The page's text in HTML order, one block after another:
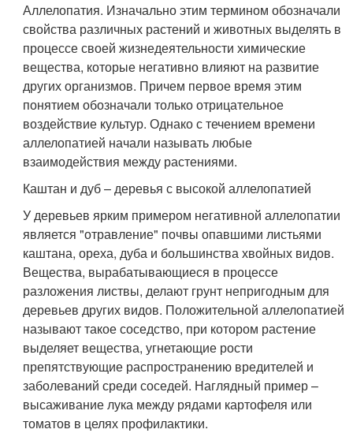
Аллелопатия. Изначально этим термином обозначали
свойства различных растений и животных выделять в
процессе своей жизнедеятельности химические
вещества, которые негативно влияют на развитие
других организмов. Причем первое время этим
понятием обозначали только отрицательное
воздействие культур. Однако с течением времени
аллелопатией начали называть любые
взаимодействия между растениями.
Каштан и дуб – деревья с высокой аллелопатией
У деревьев ярким примером негативной аллелопатии
является "отравление" почвы опавшими листьями
каштана, ореха, дуба и большинства хвойных видов.
Вещества, вырабатывающиеся в процессе
разложения листвы, делают грунт непригодным для
деревьев других видов. Положительной аллелопатией
называют такое соседство, при котором растение
выделяет вещества, угнетающие рости
препятствующие распространению вредителей и
заболеваний среди соседей. Наглядный пример –
высаживание лука между рядами картофеля или
томатов в целях профилактики.